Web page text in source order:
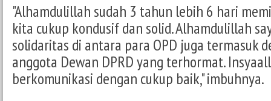
"Alhamdulillah sudah 3 tahun lebih 6 hari
kita cukup kondusif dan solid. Alhamdulillah
solidaritas di antara para OPD juga termasuk
anggota Dewan DPRD yang terhormat.
berkomunikasi dengan cukup baik," imbuhnya.